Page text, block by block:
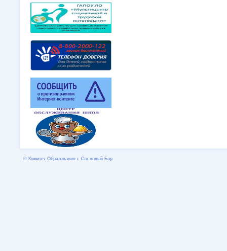
© Комитет Образования г. Сосновый Бор